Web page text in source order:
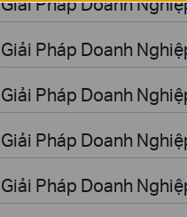
Giải Pháp Doanh
Giải Pháp Doanh
Giải Pháp Doanh
Giải Pháp Doanh